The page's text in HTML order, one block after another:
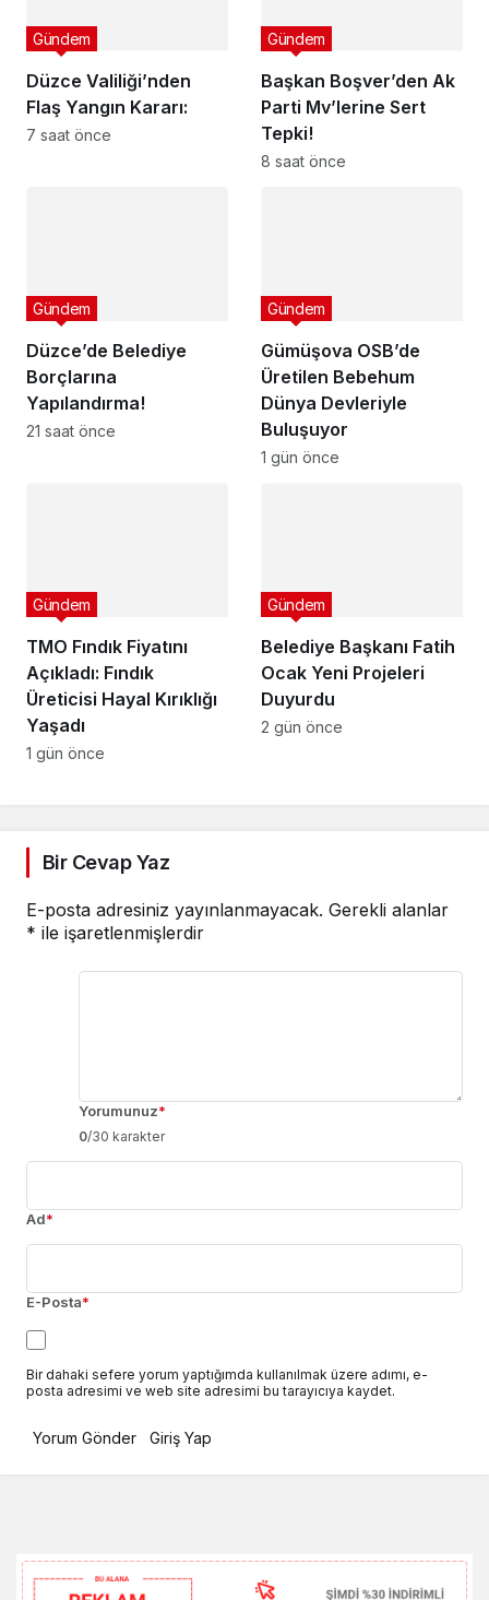
Düzce Valiliği’nden
Flaş Yangın Kararı:
Gündem
7 saat önce
Başkan Boşver’den Ak
Parti Mv’lerine Sert
Tepki!
Gündem
8 saat önce
Düzce’de Belediye
Borçlarına
Yapılandırma!
Gündem
21 saat önce
Gümüşova OSB’de
Üretilen Bebehum
Dünya Devleriyle
Buluşuyor
Gündem
1 gün önce
TMO Fındık Fiyatını
Açıkladı: Fındık
Üreticisi Hayal Kırıklığı
Yaşadı
Gündem
1 gün önce
Belediye Başkanı Fatih
Ocak Yeni Projeleri
Duyurdu
Gündem
2 gün önce
Bir Cevap Yaz
E-posta adresiniz yayınlanmayacak. Gerekli alanlar
* ile işaretlenmişlerdir
Yorumunuz*
0/30 karakter
Ad*
E-Posta*
Bir dahaki sefere yorum yaptığımda kullanılmak üzere adımı, e-
posta adresimi ve web site adresimi bu tarayıcıya kaydet.
Yorum Gönder Giriş Yap